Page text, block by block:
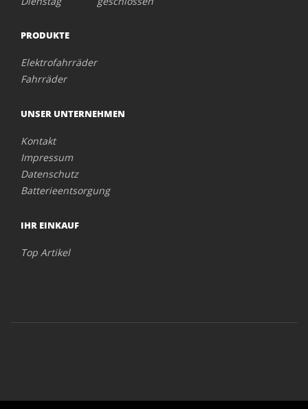
PRODUKTE
Elektrofahrräder
Fahrräder
UNSER UNTERNEHMEN
Kontakt
Impressum
Datenschutz
Batterieentsorgung
IHR EINKAUF
Top Artikel